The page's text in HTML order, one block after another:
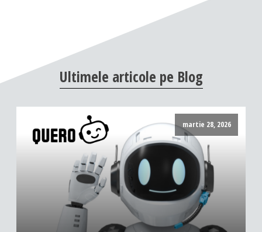
Ultimele articole pe Blog
martie 28, 2026